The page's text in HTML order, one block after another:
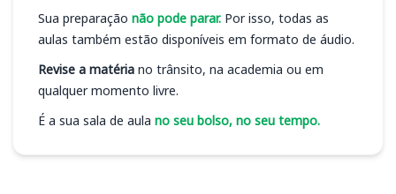
Sua preparação não pode parar. Por isso, todas as
aulas também estão disponíveis em formato de áudio.
Revise a matéria no trânsito, na academia ou em
qualquer momento livre.
É a sua sala de aula no seu bolso, no seu tempo.